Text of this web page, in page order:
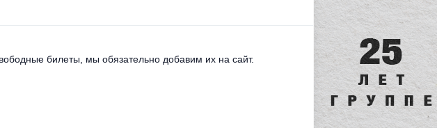
билеты, мы обязательно добавим их на сайт.